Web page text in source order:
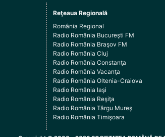
Reţeaua Regională
România Regional
Radio România Bucureşti FM
Radio România Braşov FM
Radio România Cluj
Radio România Constanţa
Radio România Vacanţa
Radio România Oltenia-Craiova
Radio România Iaşi
Radio România Reşiţa
Radio România Târgu Mureş
Radio România Timişoara